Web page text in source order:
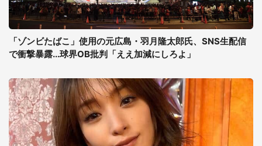
「ゾンビたばこ」使用の元広島・羽月隆太郎氏、SNS生配信
で衝撃暴露...球界OB批判「ええ加減にしろよ」